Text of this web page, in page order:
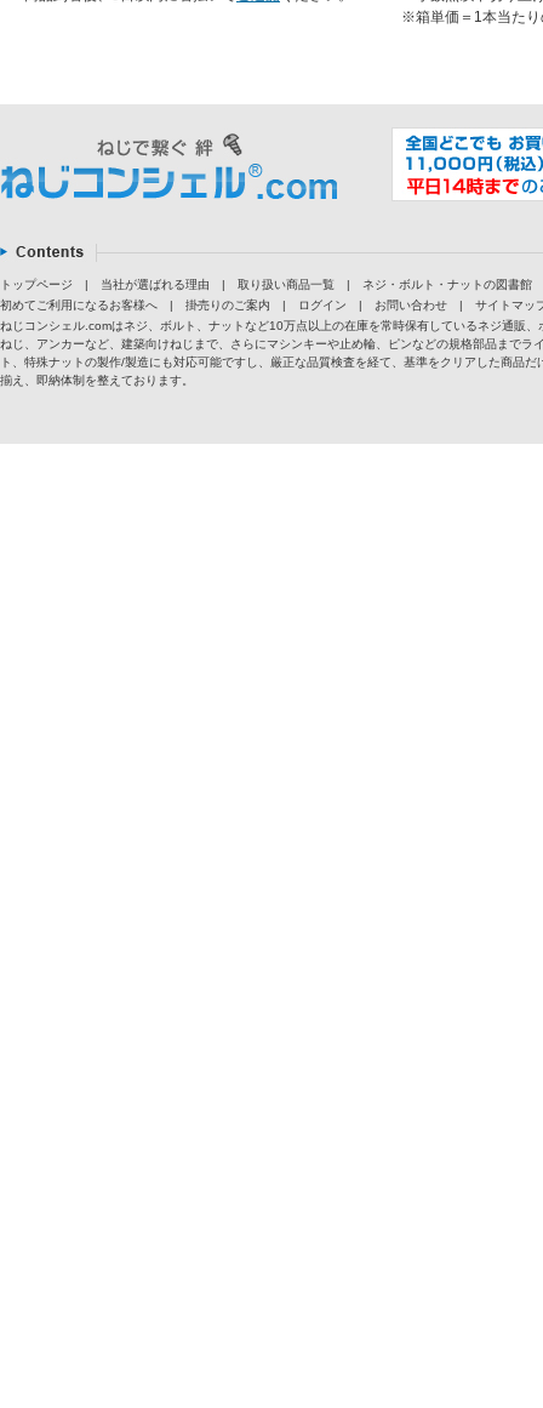
※箱単価＝1本当たり
トップページ | 当社が選ばれる理由 | 取り扱い商品一覧 |
ネジ・ボルト・ナットの図書館
初めてご利用になるお客様へ
| 掛売りのご案内 | ログイン | お問い合わせ |
サイトマッ
ねじコンシェル.comはネジ、ボルト、ナットなど10万点以上の在庫を常時保有しているネジ通販
ねじ、アンカーなど、建築向けねじまで、さらにマシンキーや止め輪、ピンなどの規格部品まで
ト、特殊ナットの製作/製造にも対応可能ですし、厳正な品質検査を経て、基準をクリアした商品
揃え、即納体制を整えております。